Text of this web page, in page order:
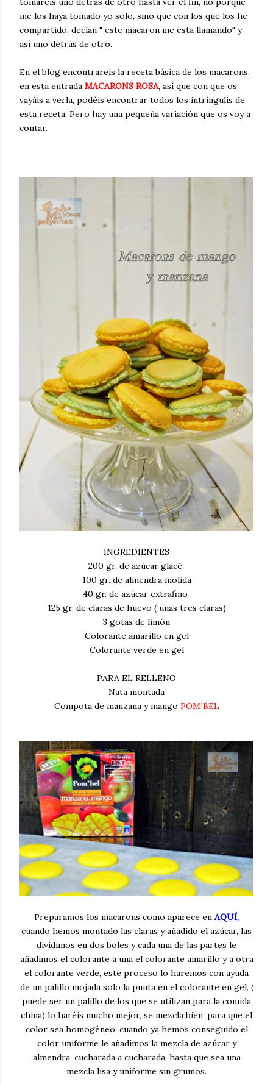
me los haya tomado yo solo, sino que con los que los he
compartido, decían " este macaron me esta llamando" y
así uno detrás de otro.
En el blog encontrareís la receta básica de los macarons,
en esta entrada MACARONS ROSA, así que con que os
vayáis a verla, podéis encontrar todos los intringulis de
esta receta. Pero hay una pequeña variación que os voy a
contar.
INGREDIENTES
200 gr. de azúcar glacé
100 gr. de almendra molida
40 gr. de azúcar extrafino
125 gr. de claras de huevo ( unas tres claras)
3 gotas de limón
Colorante amarillo en gel
Colorante verde en gel
PARA EL RELLENO
Nata montada
Compota de manzana y mango POM´BEL
Preparamos los macarons como aparece en AQUÍ,
cuando hemos montado las claras y añadido el azúcar, las
dividimos en dos boles y cada una de las partes le
añadimos el colorante a una el colorante amarillo y a otra
el colorante verde, este proceso lo haremos con ayuda
de un palillo mojada solo la punta en el colorante en gel, (
puede ser un palillo de los que se utilizan para la comida
china) lo haréis mucho mejor, se mezcla bien, para que el
color sea homogéneo, cuando ya hemos conseguido el
color uniforme le añadimos la mezcla de azúcar y
almendra, cucharada a cucharada, hasta que sea una
mezcla lisa y uniforme sin grumos.